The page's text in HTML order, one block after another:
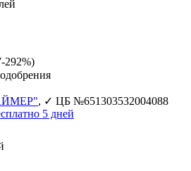
292%)
, ✓ ЦБ №651303532004088
5 дней